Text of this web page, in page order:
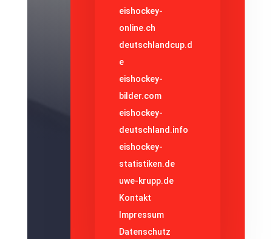
eishockey-
online.ch
deutschlandcup.d
e
eishockey-
bilder.com
eishockey-
deutschland.info
eishockey-
statistiken.de
uwe-krupp.de
Kontakt
Impressum
Datenschutz